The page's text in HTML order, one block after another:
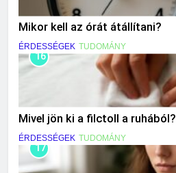
Mikor kell az órát átállítani?
ÉRDESSÉGEK TUDOMÁNY
16
Mivel jön ki a filctoll a ruhából?
ÉRDESSÉGEK TUDOMÁNY
17